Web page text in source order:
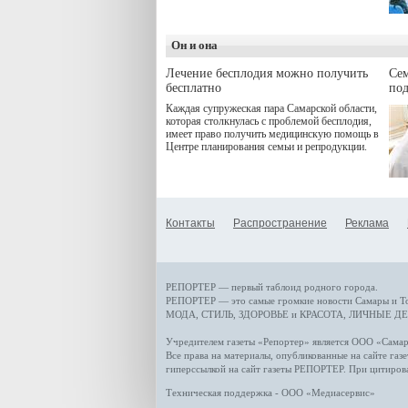
Он и она
Лечение бесплодия можно получить
бесплатно
Каждая супружеская пара Самарской области,
которая столкнулась с проблемой бесплодия,
имеет право получить медицинскую помощь в
Центре планирования семьи и репродукции.
Контакты Распространение Реклама
РЕПОРТЕР — первый таблоид родного города.
РЕПОРТЕР — это самые громкие новости Самары и
МОДА, СТИЛЬ ЗДОРОВЬЕ и КРАСОТА ЛИЧНЫЕ
Учредителем газеты «Репортер» является ООО
Все права на материалы, опубликованные на сайте
гиперссылкой на сайт газеты РЕПОРТЕР. При
Техническая поддержка - ООО «Медиасервис»